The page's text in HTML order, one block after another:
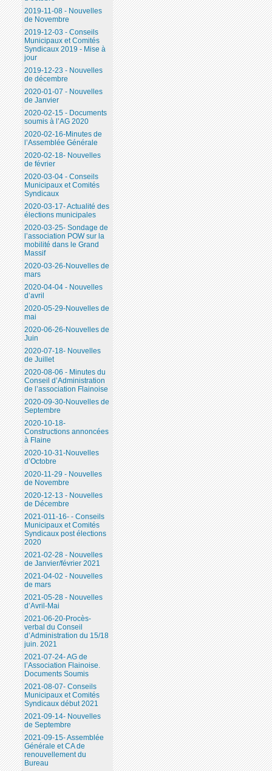
2019-11-08 - Nouvelles
de Novembre
2019-12-03 - Conseils
Municipaux et Comités
Syndicaux 2019 - Mise à
jour
2019-12-23 - Nouvelles
de décembre
2020-01-07 - Nouvelles
de Janvier
2020-02-15 - Documents
soumis à l’AG 2020
2020-02-16-Minutes de
l’Assemblée Générale
2020-02-18- Nouvelles
de février
2020-03-04 - Conseils
Municipaux et Comités
Syndicaux
2020-03-17- Actualité des
élections municipales
2020-03-25- Sondage de
l’association POW sur la
mobilité dans le Grand
Massif
2020-03-26-Nouvelles de
mars
2020-04-04 - Nouvelles
d’avril
2020-05-29-Nouvelles de
mai
2020-06-26-Nouvelles de
Juin
2020-07-18- Nouvelles
de Juillet
2020-08-06 - Minutes du
Conseil d’Administration
de l’association Flainoise
2020-09-30-Nouvelles de
Septembre
2020-10-18-
Constructions annoncées
à Flaine
2020-10-31-Nouvelles
d’Octobre
2020-11-29 - Nouvelles
de Novembre
2020-12-13 - Nouvelles
de Décembre
2021-011-16- - Conseils
Municipaux et Comités
Syndicaux post élections
2020
2021-02-28 - Nouvelles
de Janvier/février 2021
2021-04-02 - Nouvelles
de mars
2021-05-28 - Nouvelles
d’Avril-Mai
2021-06-20-Procès-
verbal du Conseil
d’Administration du 15/18
juin. 2021
2021-07-24- AG de
l’Association Flainoise.
Documents Soumis
2021-08-07- Conseils
Municipaux et Comités
Syndicaux début 2021
2021-09-14- Nouvelles
de Septembre
2021-09-15- Assemblée
Générale et CA de
renouvellement du
Bureau